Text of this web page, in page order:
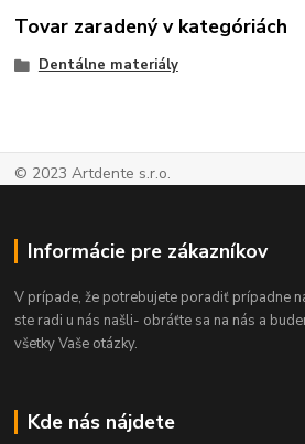
Tovar zaradený v kategóriách
Dentálne materiály
© 2023 Artdente s.r.o.
Informácie pre zákazníkov
V prípade, že potrebujete poradiť prípadne
ste radi u nás našli- obráťte sa na nás a
všetky Vaše otázky.
Kde nás nájdete